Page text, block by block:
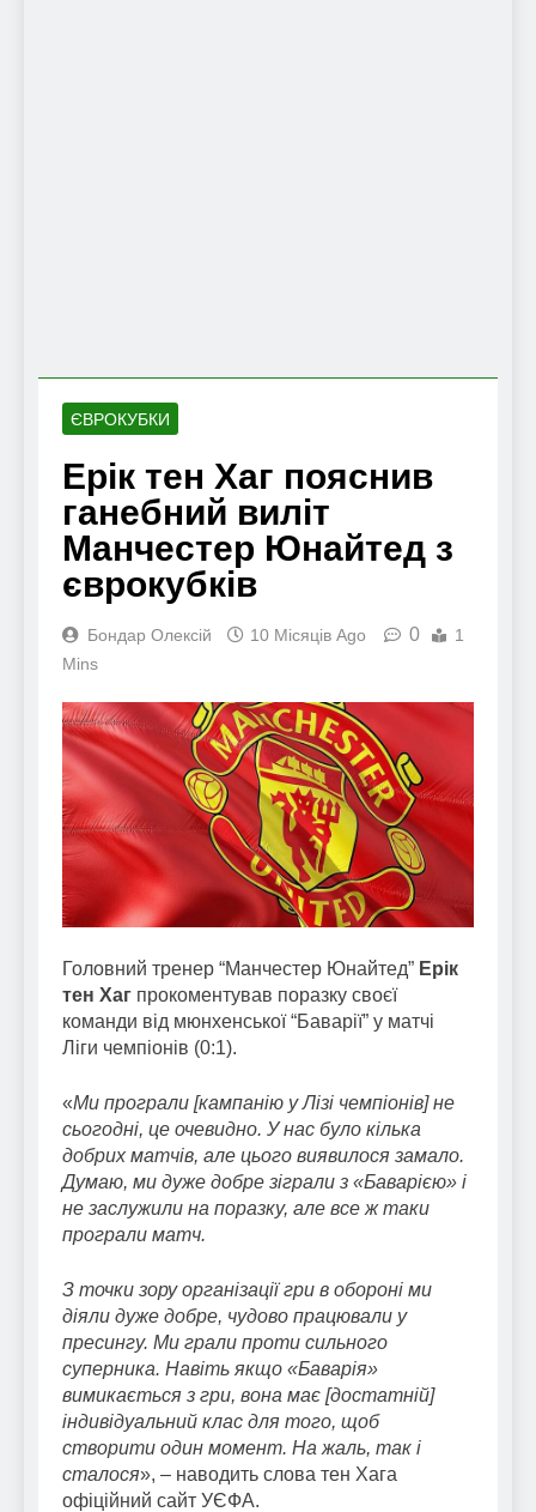
ЄВРОКУБКИ
Ерік тен Хаг пояснив
ганебний виліт
Манчестер Юнайтед з
єврокубків
Бондар Олексій 10 Місяців Ago 0
1
Mins
Головний тренер “Манчестер Юнайтед” Ерік
тен Хаг прокоментував поразку своєї
команди від мюнхенської “Баварії” у матчі
Ліги чемпіонів (0:1).
«Ми програли [кампанію у Лізі чемпіонів] не
сьогодні, це очевидно. У нас було кілька
добрих матчів, але цього виявилося замало.
Думаю, ми дуже добре зіграли з «Баварією» і
не заслужили на поразку, але все ж таки
програли матч.
З точки зору організації гри в обороні ми
діяли дуже добре, чудово працювали у
пресингу. Ми грали проти сильного
суперника. Навіть якщо «Баварія»
вимикається з гри, вона має [достатній]
індивідуальний клас для того, щоб
створити один момент. На жаль, так і
сталося», – наводить слова тен Хага
офіційний сайт УЄФА.